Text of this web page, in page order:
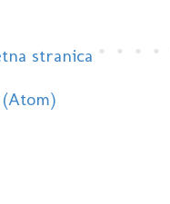
stranica